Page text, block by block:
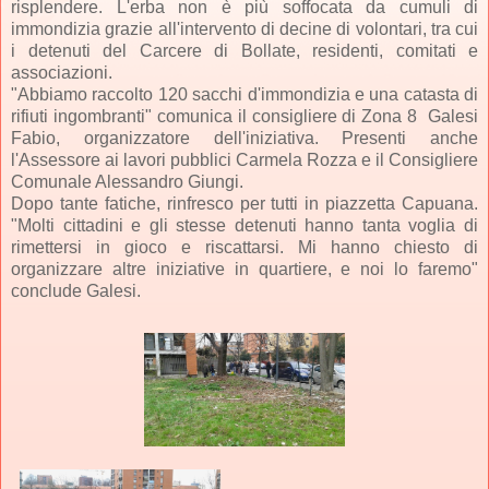
risplendere. L'erba non è più soffocata da cumuli di
immondizia grazie all'intervento di decine di volontari, tra cui
i detenuti del Carcere di Bollate, residenti, comitati e
associazioni.
"Abbiamo raccolto 120 sacchi d'immondizia e una catasta di
rifiuti ingombranti" comunica il consigliere di Zona 8 Galesi
Fabio, organizzatore dell'iniziativa. Presenti anche
l'Assessore ai lavori pubblici Carmela Rozza e il Consigliere
Comunale Alessandro Giungi.
Dopo tante fatiche, rinfresco per tutti in piazzetta Capuana.
"Molti cittadini e gli stesse detenuti hanno tanta voglia di
rimettersi in gioco e riscattarsi. Mi hanno chiesto di
organizzare altre iniziative in quartiere, e noi lo faremo"
conclude Galesi.